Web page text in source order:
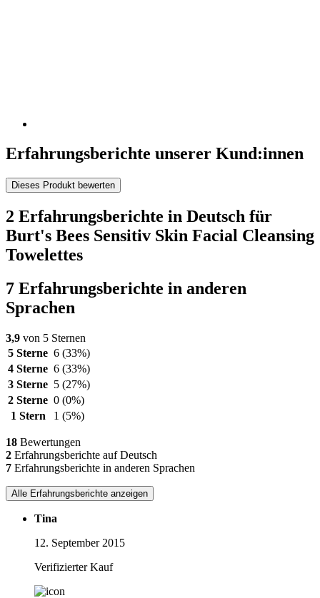
Erfahrungsberichte unserer Kund:innen
Dieses Produkt bewerten
2 Erfahrungsberichte in Deutsch für
Burt's Bees Sensitiv Skin Facial Cleansing
Towelettes
7 Erfahrungsberichte in anderen
Sprachen
3,9 von 5 Sternen
5 Sterne 6 (33%)
4 Sterne 6 (33%)
3 Sterne 5 (27%)
2 Sterne 0 (0%)
1 Stern
1 (5%)
18 Bewertungen
2 Erfahrungsberichte auf Deutsch
7 Erfahrungsberichte in anderen Sprachen
Alle Erfahrungsberichte anzeigen
Tina
12. September 2015
Verifizierter Kauf